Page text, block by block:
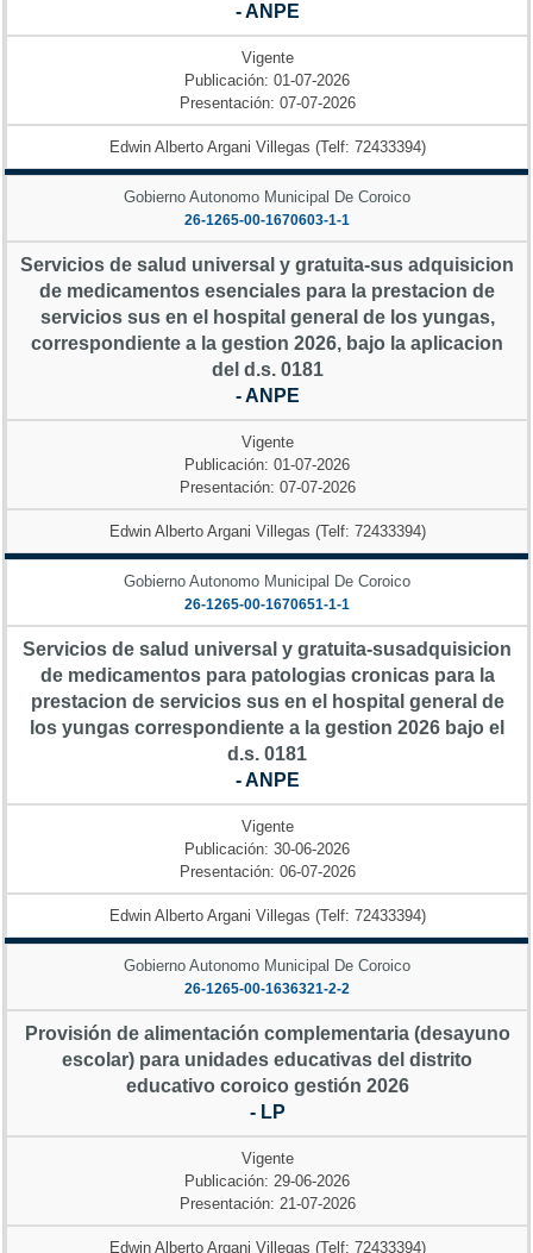
- ANPE
Vigente
Publicación: 01-07-2026
Presentación: 07-07-2026
Edwin Alberto Argani Villegas (Telf: 72433394)
Gobierno Autonomo Municipal De Coroico
26-1265-00-1670603-1-1
Servicios de salud universal y gratuita-sus adquisicion
de medicamentos esenciales para la prestacion de
servicios sus en el hospital general de los yungas,
correspondiente a la gestion 2026, bajo la aplicacion
del d.s. 0181
- ANPE
Vigente
Publicación: 01-07-2026
Presentación: 07-07-2026
Edwin Alberto Argani Villegas (Telf: 72433394)
Gobierno Autonomo Municipal De Coroico
26-1265-00-1670651-1-1
Servicios de salud universal y gratuita-susadquisicion
de medicamentos para patologias cronicas para la
prestacion de servicios sus en el hospital general de
los yungas correspondiente a la gestion 2026 bajo el
d.s. 0181
- ANPE
Vigente
Publicación: 30-06-2026
Presentación: 06-07-2026
Edwin Alberto Argani Villegas (Telf: 72433394)
Gobierno Autonomo Municipal De Coroico
26-1265-00-1636321-2-2
Provisión de alimentación complementaria (desayuno
escolar) para unidades educativas del distrito
educativo coroico gestión 2026
- LP
Vigente
Publicación: 29-06-2026
Presentación: 21-07-2026
Edwin Alberto Argani Villegas (Telf: 72433394)